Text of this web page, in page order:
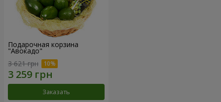
Подарочная корзина
"Авокадо"
3 621 грн
Заказать